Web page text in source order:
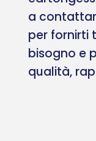
a
per fornirti
bisogno e
qualità,